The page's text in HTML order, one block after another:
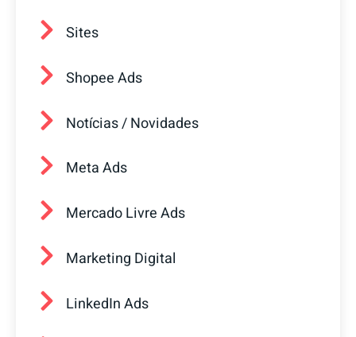
Sites
Shopee Ads
Notícias / Novidades
Meta Ads
Mercado Livre Ads
Marketing Digital
LinkedIn Ads